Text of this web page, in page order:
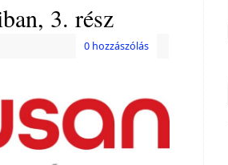
3. rész
0 hozzászólás